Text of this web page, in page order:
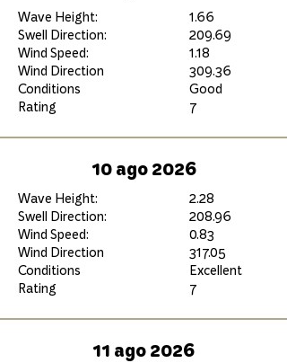
Wave Height:
1.66
Swell Direction:
209.69
Wind Speed:
1.18
Wind Direction
309.36
Conditions
Good
Rating
7
10 ago 2026
Wave Height:
2.28
Swell Direction:
208.96
Wind Speed:
0.83
Wind Direction
317.05
Conditions
Excellent
Rating
7
11 ago 2026